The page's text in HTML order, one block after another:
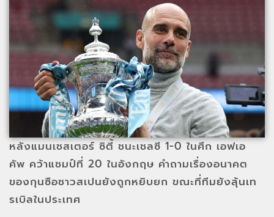
หลังแมนเชสเตอร์ ซิตี้ ชนะเชลซี 1-0 ในศึก เอฟเอ
คัพ คว้าแชมป์ที่ 20 ในอังกฤษ คำถามเรื่องอนาคต
ของกุนซือชาวสเปนยังถูกหยิบยก ขณะที่ทีมยังลุ้นเท
รเบิลในประเทศ